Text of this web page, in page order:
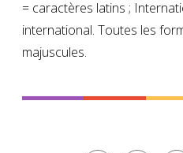
= caractères latins ;
international. Toutes les
majuscules.